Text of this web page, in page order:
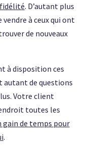
fidélité. D’autant plus
à ceux qui ont
de nouveaux
à disposition ces
autant de questions
Votre client
toutes les
gain de temps pour
.